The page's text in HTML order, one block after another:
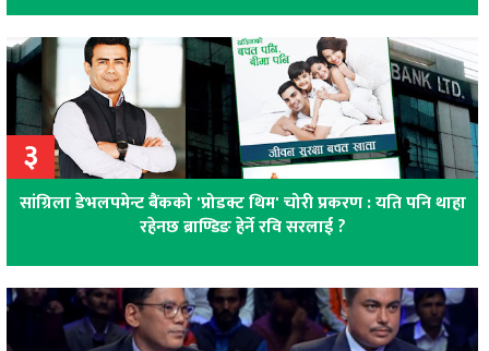
३
सांग्रिला डेभलपमेन्ट बैंकको 'प्रोडक्ट थिम' चोरी प्रकरण : यति पनि थाहा
रहेनछ ब्राण्डिङ हेर्ने रवि सरलाई ?